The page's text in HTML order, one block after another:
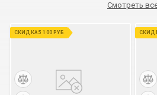
Смотреть
СКИДКА 5 100 РУБ